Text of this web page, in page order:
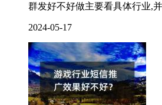
群发好不好做主要看具体行业,
2024-05-17